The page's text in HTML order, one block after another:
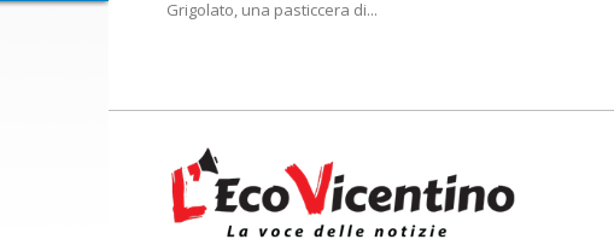
Grigolato, una pasticcera di...